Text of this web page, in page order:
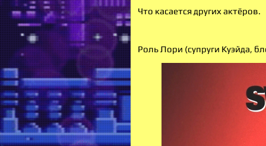
Что касается других актёров.
Роль Лори (супруги Куэйда,